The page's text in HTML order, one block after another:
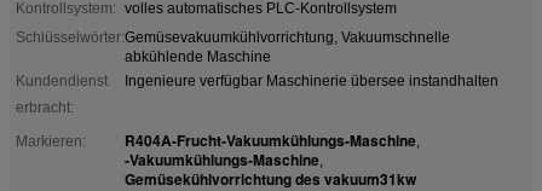
Kontrollsystem: volles automatisches PLC-Kontrollsystem
Schlüsselwörter:Gemüsevakuumkühlvorrichtung, Vakuumschnelle
abkühlende Maschine
Kundendienst
erbracht:
Ingenieure verfügbar Maschinerie übersee instandhalten
Markieren: R404A-Frucht-Vakuumkühlungs-Maschine,
-Vakuumkühlungs-Maschine,
Gemüsekühlvorrichtung des vakuum31kw